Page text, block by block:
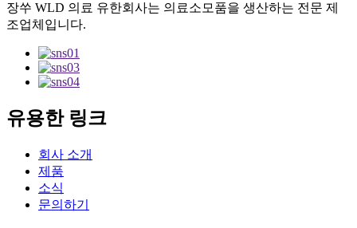
장쑤 WLD 의료 유한회사는 의료소모품을 생산하는 전문 제
조업체입니다.
유용한 링크
회사 소개
제품
소식
문의하기